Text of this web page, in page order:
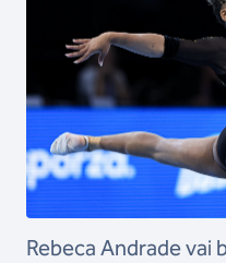
Rebeca Andrade vai